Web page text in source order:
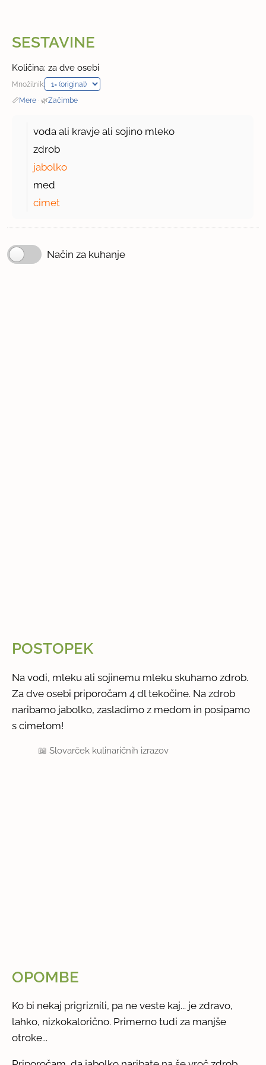
SESTAVINE
Količina: za dve osebi
Množilnik:
📏Mere · 🌿Začimbe
voda ali kravje ali sojino mleko
zdrob
jabolko
med
cimet
Način za kuhanje
POSTOPEK
Na vodi, mleku ali sojinemu mleku skuhamo zdrob.
Za dve osebi priporočam 4 dl tekočine. Na zdrob
naribamo jabolko, zasladimo z medom in posipamo
s cimetom!
📖Slovarček kulinaričnih izrazov
OPOMBE
Ko bi nekaj prigriznili, pa ne veste kaj... je zdravo,
lahko, nizkokalorično. Primerno tudi za manjše
otroke...